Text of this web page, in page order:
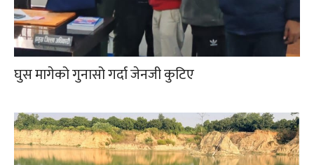
घुस मागेको गुनासो गर्दा जेनजी कुटिए